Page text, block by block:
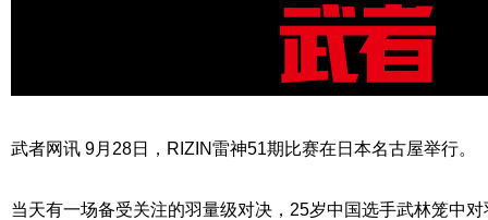
武者网讯 9月28日，RIZIN雷神51期比赛在日本名古屋举行。
当天有一场备受关注的羽量级对决，25岁中国选手武林笼中对